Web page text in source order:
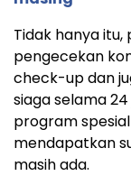
Tidak hanya
pengecekan
check-up dan
siaga selama
program
mendapatkan
masih ada.